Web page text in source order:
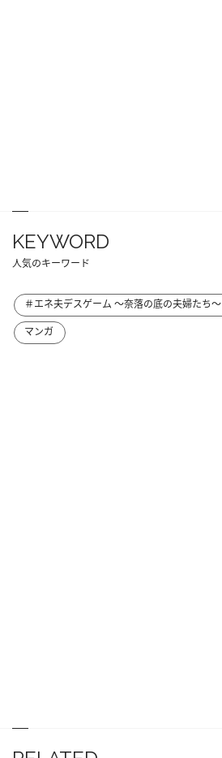
KEYWORD
人気のキーワード
＃エネ夫デスゲーム ～奈落の底の夫婦たち～
マンガ